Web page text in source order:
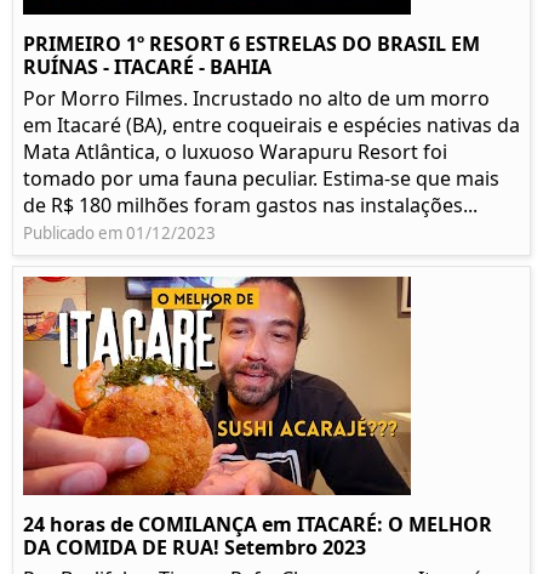
PRIMEIRO 1º RESORT 6 ESTRELAS DO BRASIL EM
RUÍNAS - ITACARÉ - BAHIA
Por Morro Filmes. Incrustado no alto de um morro
em Itacaré (BA), entre coqueirais e espécies nativas da
Mata Atlântica, o luxuoso Warapuru Resort foi
tomado por uma fauna peculiar. Estima-se que mais
de R$ 180 milhões foram gastos nas instalações...
Publicado em 01/12/2023
24 horas de COMILANÇA em ITACARÉ: O MELHOR
DA COMIDA DE RUA! Setembro 2023